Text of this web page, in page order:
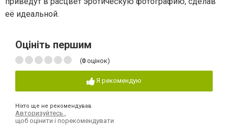
её идеальной.
Оцініть першим
(0 оцінок)
Я рекомендую
Ніхто ще не рекомендував
Авторизуйтесь
щоб оцінити і порекомендувати